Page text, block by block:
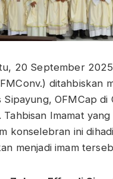
20 September
ditahbiskan
Sipayung, OFMCap di
Tahbisan Imamat
konselebran ini
menjadi imam